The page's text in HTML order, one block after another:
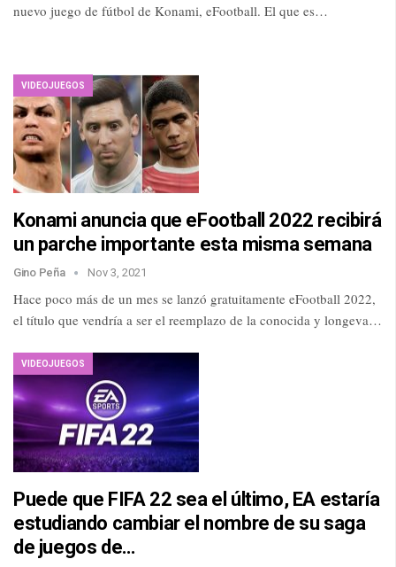
nuevo juego de fútbol de Konami, eFootball. El que es…
VIDEOJUEGOS
Konami anuncia que eFootball 2022 recibirá
un parche importante esta misma semana
Gino Peña Nov 3, 2021
Hace poco más de un mes se lanzó gratuitamente eFootball 2022,
el título que vendría a ser el reemplazo de la conocida y longeva…
VIDEOJUEGOS
Puede que FIFA 22 sea el último, EA estaría
estudiando cambiar el nombre de su saga
de juegos de…